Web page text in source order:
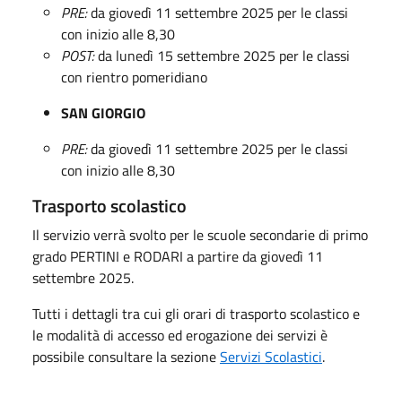
PRE:da giovedì 11 settembre 2025 per le classi
con inizio alle 8,30
POST:da lunedì 15 settembre 2025 per le classi
con rientro pomeridiano
SAN GIORGIO
PRE:da giovedì 11 settembre 2025 per le classi
con inizio alle 8,30
Trasporto scolastico
Il servizio verrà svolto per le scuole secondarie di primo
grado PERTINI e RODARI a partire da giovedì 11
settembre 2025.
Tutti i dettagli tra cui gli orari di trasporto scolastico e
le modalità di accesso ed erogazione dei servizi è
possibile consultare la sezioneServizi Scolastici.